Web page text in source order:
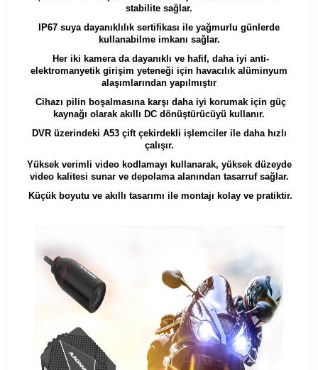
stabilite sağlar.
IP67 suya dayanıklılık sertifikası ile yağmurlu günlerde
kullanabilme imkanı sağlar.
Her iki kamera da dayanıklı ve hafif, daha iyi anti-
elektromanyetik girişim yeteneği için havacılık alüminyum
alaşımlarından yapılmıştır
Cihazı pilin boşalmasına karşı daha iyi korumak için güç
kaynağı olarak akıllı DC dönüştürücüyü kullanır.
DVR üzerindeki A53 çift çekirdekli işlemciler ile daha hızlı
çalışır.
Yüksek verimli video kodlamayı kullanarak, yüksek düzeyde
video kalitesi sunar ve depolama alanından tasarruf sağlar.
Küçük boyutu ve akıllı tasarımı ile montajı kolay ve pratiktir.